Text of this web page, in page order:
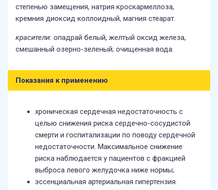
степенью замещения, натрия кроскармеллоза,
кремния диоксид коллоидный, магния стеарат.
красители: опадрай белый, желтый оксид железа,
смешанный озерно-зеленый; очищенная вода.
Показания к применению
хроническая сердечная недостаточность с
целью снижения риска сердечно-сосудистой
смерти и госпитализации по поводу сердечной
недостаточности. Максимальное снижение
риска наблюдается у пациентов с фракцией
выброса левого желудочка ниже нормы;
эссенциальная артериальная гипертензия.